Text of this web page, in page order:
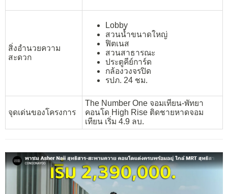
สิ่งอำนวยความ
สะดวก
Lobby
สวนน้ำขนาดใหญ่
ฟิตเนส
สวนสาธารณะ
ประตูคีย์การ์ด
กล้องวงจรปิด
รปภ. 24 ชม.
จุดเด่นของโครงการ
The Number One จอมเทียน-พัทยา
คอนโด High Rise ติดชายหาดจอม
เทียน เริ่ม 4.9 ลบ.